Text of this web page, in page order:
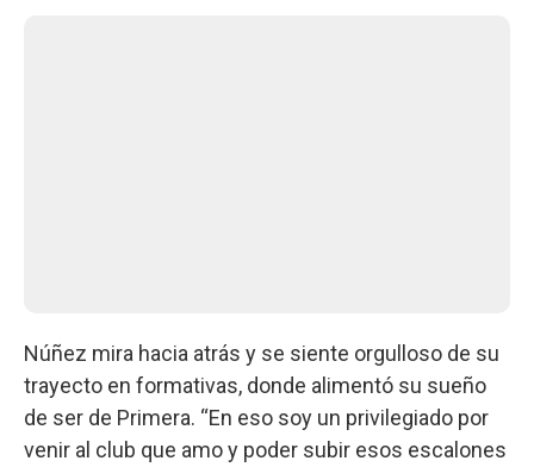
Núñez mira hacia atrás y se siente orgulloso de su
trayecto en formativas, donde alimentó su sueño
de ser de Primera. “En eso soy un privilegiado por
venir al club que amo y poder subir esos escalones